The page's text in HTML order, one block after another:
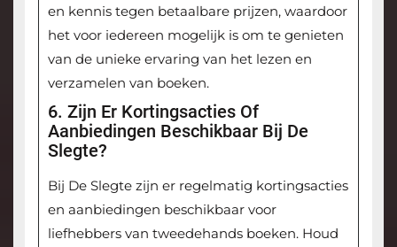
en kennis tegen betaalbare prijzen, waardoor
het voor iedereen mogelijk is om te genieten
van de unieke ervaring van het lezen en
verzamelen van boeken.
6. Zijn Er Kortingsacties Of
Aanbiedingen Beschikbaar Bij De
Slegte?
Bij De Slegte zijn er regelmatig kortingsacties
en aanbiedingen beschikbaar voor
liefhebbers van tweedehands boeken. Houd